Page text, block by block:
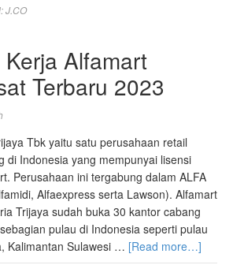
J.CO
Alfamart
Terbaru 2023
Tbk yaitu satu perusahaan retail
di Indonesia yang mempunyai lisensi
Perusahaan ini tergabung dalam ALFA
Alfaexpress serta Lawson). Alfamart
Trijaya sudah buka 30 kantor cabang
pulau di Indonesia seperti pulau
Kalimantan Sulawesi … [Read more…]